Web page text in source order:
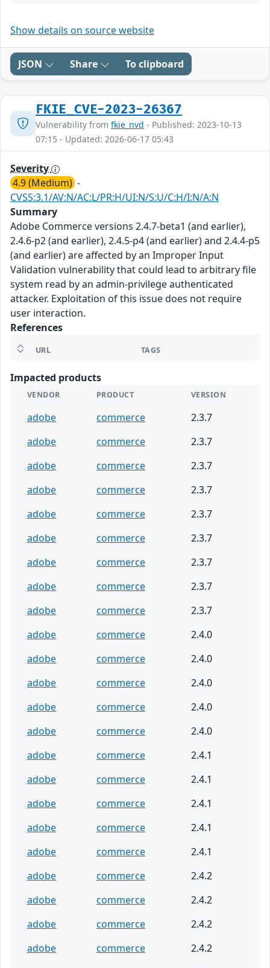
Show details on source website
JSON Share To clipboard
FKIE_CVE-2023-26367
Vulnerability from fkie_nvd - Published: 2023-10-13
07:15 - Updated: 2026-06-17 05:43
Severity
4.9 (Medium) -
CVSS:3.1/AV:N/AC:L/PR:H/UI:N/S:U/C:H/I:N/A:N
Summary
Adobe Commerce versions 2.4.7-beta1 (and earlier),
2.4.6-p2 (and earlier), 2.4.5-p4 (and earlier) and 2.4.4-p5
(and earlier) are affected by an Improper Input
Validation vulnerability that could lead to arbitrary file
system read by an admin-privilege authenticated
attacker. Exploitation of this issue does not require
user interaction.
References
URL TAGS
Impacted products
VENDOR PRODUCT VERSION
adobe commerce
2.3.7
adobe
commerce
2.3.7
adobe
commerce
2.3.7
adobe
commerce
2.3.7
adobe
commerce
2.3.7
adobe
commerce
2.3.7
adobe
commerce
2.3.7
adobe
commerce
2.3.7
adobe
commerce
2.3.7
adobe
commerce
2.4.0
adobe
commerce
2.4.0
adobe
commerce
2.4.0
adobe
commerce
2.4.0
adobe
commerce
2.4.0
adobe
commerce
2.4.1
adobe
commerce
2.4.1
adobe
commerce
2.4.1
adobe
commerce
2.4.1
adobe
commerce
2.4.1
adobe
commerce
2.4.2
adobe
commerce
2.4.2
adobe
commerce
2.4.2
adobe
commerce
2.4.2